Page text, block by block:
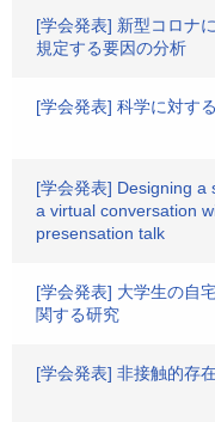
[学会発表] 新型コロナ
規定する要因の分析
[学会発表] 科学に対す
[学会発表] Designing
a virtual conversation
presensation talk
[学会発表] 大学生の自
関する研究
[学会発表] 非接触的存